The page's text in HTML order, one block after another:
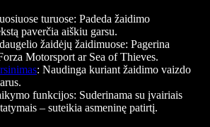
turuose: Padeda žaidimo
paverčia aiškiu garsu.
žaidėjų žaidimuose: Pagerina
Motorsport ar Sea of Thieves.
: Naudinga kuriant žaidimo vaizdo
funkcijos: Suderinama su įvairiais
– suteikia asmeninę patirtį.